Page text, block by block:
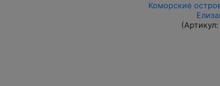
Коморские
(Артикул: